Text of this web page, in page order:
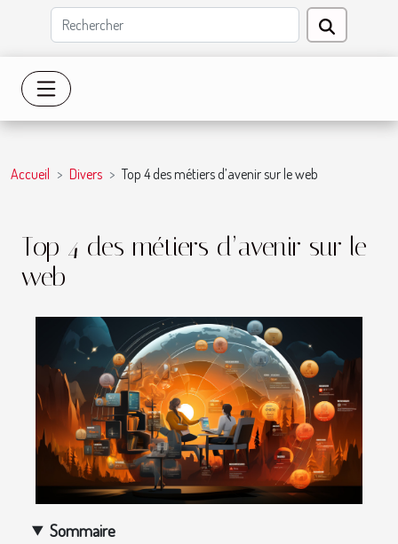
Accueil Divers Top 4 des métiers d’avenir sur le web
Top 4 des métiers d’avenir sur le
web
Sommaire